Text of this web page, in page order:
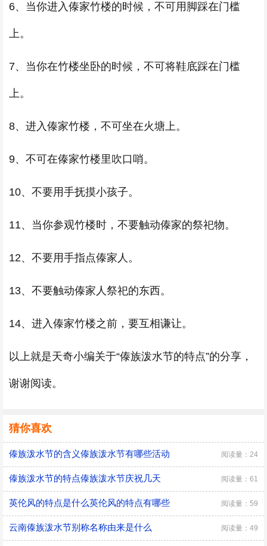
6、当你进入傣家竹楼的时候，不可用脚踩在门槛
上。
7、当你在竹楼坐卧的时候，不可将鞋底踩在门槛
上。
8、进入傣家竹楼，不可坐在火塘上。
9、不可在傣家竹楼里吹口哨。
10、不要用手抚摸小孩子。
11、当你参观竹楼时，不要触动傣家的祭祀物。
12、不要用手指点傣家人。
13、不要触动傣家人祭祀的东西。
14、进入傣家竹楼之前，要互相谦让。
以上就是天奇小编关于“傣族泼水节的特点”的分享，
谢谢阅读。
猜你喜欢
傣族泼水节的含义傣族泼水节有哪些活动 阅读量：24
傣族泼水节的特点傣族泼水节庆祝几天 阅读量：61
英伦风的特点是什么英伦风的特点有哪些 阅读量：59
云南傣族泼水节别称名称由来是什么 阅读量：49